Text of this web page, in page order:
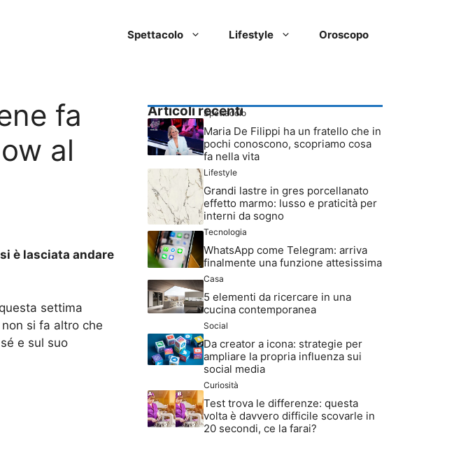
Spettacolo Lifestyle Oroscopo
fa
al
è lasciata andare
settima
si fa altro che
e sul suo
Articoli recenti
Spettacolo
Maria De Filippi ha un fratello che in
pochi conoscono, scopriamo cosa
fa nella vita
Lifestyle
Grandi lastre in gres porcellanato
effetto marmo: lusso e praticità per
interni da sogno
Tecnologia
WhatsApp come Telegram: arriva
finalmente una funzione attesissima
Casa
5 elementi da ricercare in una
cucina contemporanea
Social
Da creator a icona: strategie per
ampliare la propria influenza sui
social media
Curiosità
Test trova le differenze: questa
volta è davvero difficile scovarle in
20 secondi, ce la farai?